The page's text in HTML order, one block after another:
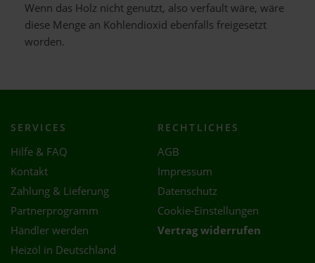
Wenn das Holz nicht genutzt, also verfault wäre, wäre
diese Menge an Kohlendioxid ebenfalls freigesetzt
worden.
SERVICES
Hilfe & FAQ
Kontakt
Zahlung & Lieferung
Partnerprogramm
Händler werden
Heizöl in Deutschland
RECHTLICHES
AGB
Impressum
Datenschutz
Cookie-Einstellungen
Vertrag widerrufen